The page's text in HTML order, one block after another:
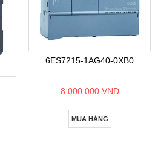
6ES7215-1AG40-0XB0
8.000.000 VND
MUA HÀNG